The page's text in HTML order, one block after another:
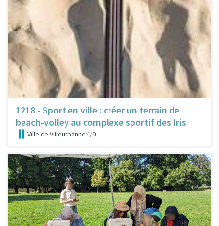
1218 - Sport en ville : créer un terrain de
beach-volley au complexe sportif des Iris
Ville de Villeurbanne 0